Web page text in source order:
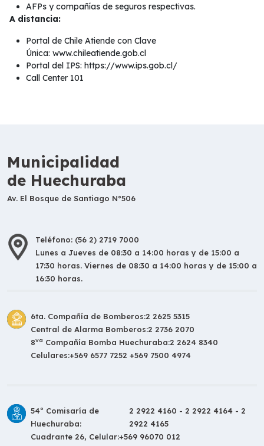
AFPs y compañías de seguros respectivas.
A distancia:
Portal de Chile Atiende con Clave
Única: www.chileatiende.gob.cl
Portal del IPS: https://www.ips.gob.cl/
Call Center 101
Municipalidad
de Huechuraba
Av. El Bosque de Santiago N°506
Teléfono: (56 2) 2719 7000
Lunes a Jueves de 08:30 a 14:00 horas y de 15:00 a
17:30 horas. Viernes de 08:30 a 14:00 horas y de 15:00 a
16:30 horas.
6ta. Compañía de Bomberos:2 2625 5315
Central de Alarma Bomberos:2 2736 2070
8va Compañía Bomba Huechuraba:2 2624 8340
Celulares:+569 6577 7252 +569 7500 4974
54º Comisaría de
Huechuraba:
2 2922 4160 - 2 2922 4164 - 2
2922 4165
Cuadrante 26, Celular:+569 96070 012